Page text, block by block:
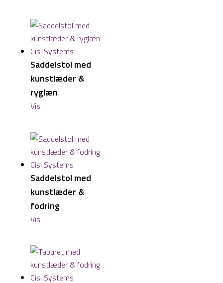
Saddelstol med
kunstlæder &
ryglæn
Vis
Saddelstol med
kunstlæder &
fodring
Vis